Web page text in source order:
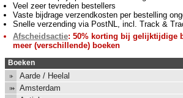
Veel zeer tevreden bestellers
Vaste bijdrage verzendkosten per bestelling
Snelle verzending via PostNL, incl. Track &
Afscheidsactie: 50% korting bij gelijktijdige
meer (verschillende) boeken
Boeken
Aarde / Heelal
Amsterdam